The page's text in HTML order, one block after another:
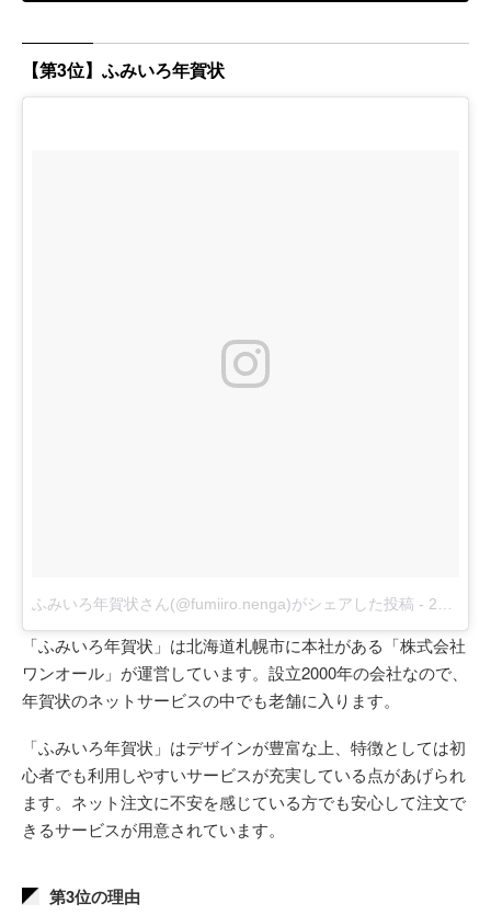
【第3位】ふみいろ年賀状
ふみいろ年賀状さん(@fumiiro.nenga)がシェアした投稿 - 2017年11月月1日午後6時43分PDT
「ふみいろ年賀状」は北海道札幌市に本社がある「株式会社
ワンオール」が運営しています。設立2000年の会社なので、
年賀状のネットサービスの中でも老舗に入ります。
「ふみいろ年賀状」はデザインが豊富な上、特徴としては初
心者でも利用しやすいサービスが充実している点があげられ
ます。ネット注文に不安を感じている方でも安心して注文で
きるサービスが用意されています。
第3位の理由